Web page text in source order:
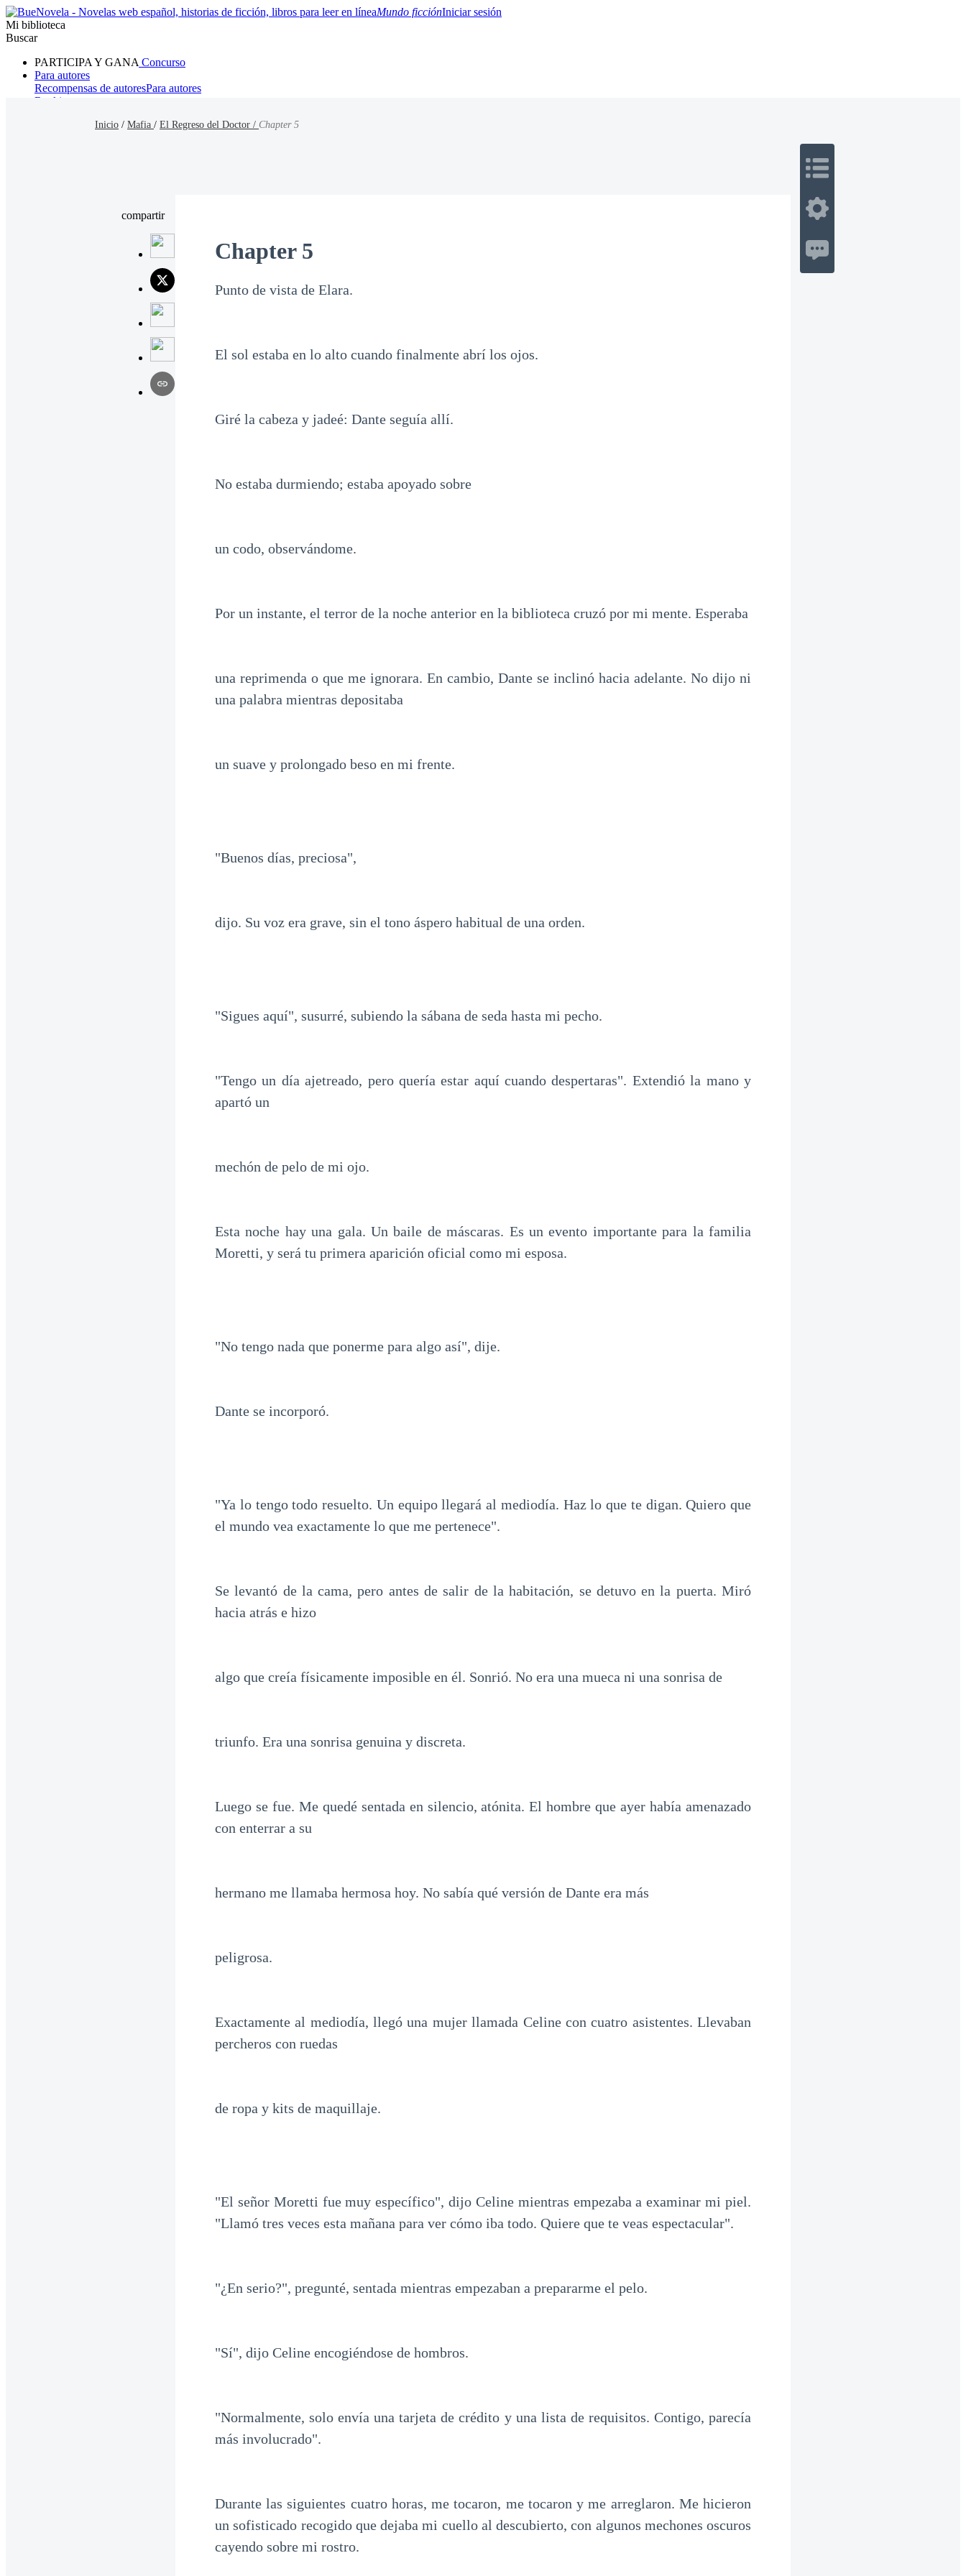
Mundo ficciónIniciar sesión
Mi biblioteca
Buscar
PARTICIPA Y GANA Concurso
Para autores
Recompensas de autoresPara autores
Ranking
Inicio / Mafia / El Regreso del Doctor / Chapter 5
compartir
Chapter 5
Punto de vista de Elara.
El sol estaba en lo alto cuando finalmente abrí los ojos.
Giré la cabeza y jadeé: Dante seguía allí.
No estaba durmiendo; estaba apoyado sobre
un codo, observándome.
Por un instante, el terror de la noche anterior en la biblioteca cruzó por mi mente. Esperaba
una reprimenda o que me ignorara. En cambio, Dante se inclinó hacia adelante. No dijo ni
una palabra mientras depositaba
un suave y prolongado beso en mi frente.
"Buenos días, preciosa",
dijo. Su voz era grave, sin el tono áspero habitual de una orden.
"Sigues aquí", susurré, subiendo la sábana de seda hasta mi pecho.
"Tengo un día ajetreado, pero quería estar aquí cuando despertaras". Extendió la mano y
apartó un
mechón de pelo de mi ojo.
Esta noche hay una gala. Un baile de máscaras. Es un evento importante para la familia
Moretti, y será tu primera aparición oficial como mi esposa.
"No tengo nada que ponerme para algo así", dije.
Dante se incorporó.
"Ya lo tengo todo resuelto. Un equipo llegará al mediodía. Haz lo que te digan. Quiero que
el mundo vea exactamente lo que me pertenece".
Se levantó de la cama, pero antes de salir de la habitación, se detuvo en la puerta. Miró
hacia atrás e hizo
algo que creía físicamente imposible en él. Sonrió. No era una mueca ni una sonrisa de
triunfo. Era una sonrisa genuina y discreta.
Luego se fue. Me quedé sentada en silencio, atónita. El hombre que ayer había amenazado
con enterrar a su
hermano me llamaba hermosa hoy. No sabía qué versión de Dante era más
peligrosa.
Exactamente al mediodía, llegó una mujer llamada Celine con cuatro asistentes. Llevaban
percheros con ruedas
de ropa y kits de maquillaje.
"El señor Moretti fue muy específico", dijo Celine mientras empezaba a examinar mi piel.
"Llamó tres veces esta mañana para ver cómo iba todo. Quiere que te veas espectacular".
"¿En serio?", pregunté, sentada mientras empezaban a prepararme el pelo.
"Sí", dijo Celine encogiéndose de hombros.
"Normalmente, solo envía una tarjeta de crédito y una lista de requisitos. Contigo, parecía
más involucrado".
Durante las siguientes cuatro horas, me tocaron, me tocaron y me arreglaron. Me hicieron
un sofisticado recogido que dejaba mi cuello al descubierto, con algunos mechones oscuros
cayendo sobre mi rostro.